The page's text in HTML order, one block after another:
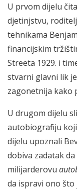
U prvom dijelu
djetinjstvu,
tehnikama
financijskim
Streeta 1929. i
stvarni glavni lik
zagonetnija kako
U drugom dijelu
autobiografiju
dijelu upoznali
dobiva zadatak
milijarderovu
da ispravi ono